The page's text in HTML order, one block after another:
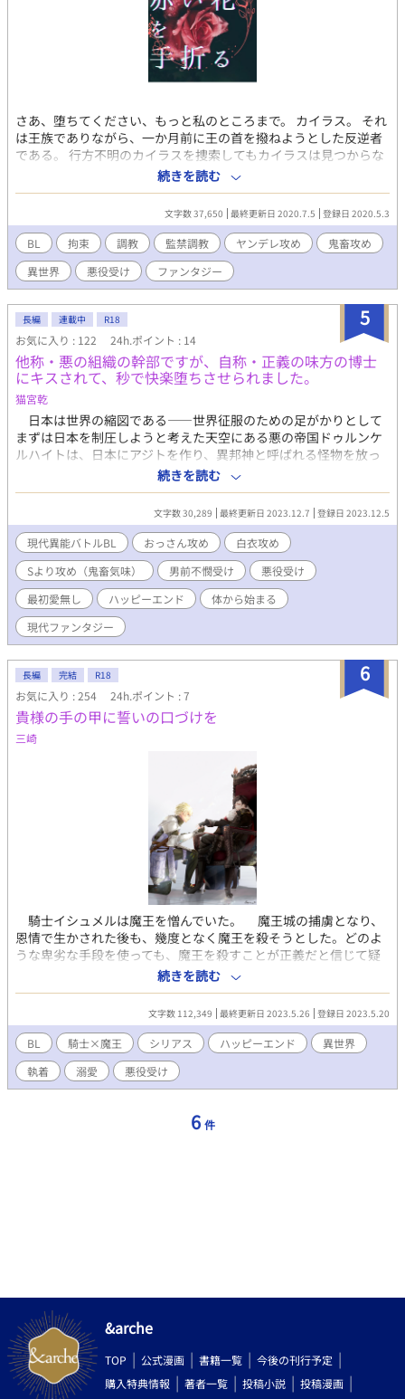
さあ、堕ちてください、もっと私のところまで。 カイラス。 それ
は王族でありながら、一か月前に王の首を撥ねようとした反逆者
である。 行方不明のカイラスを捜索してもカイラスは見つからな
い。 それもそのはず、カイラスの野望を知っていたバグダスにカ
イラスはクーデター未遂後監禁されていたからである。 カイラス
をわが物にすべき調教を重ねるバグダス。 その中でバグダスが気
になっていたのはカイラスの腹心の部下であるハクギンがいまだ
見つからないことだった。 前作「異世界で恋をするのは間違って
いるかもしれない」の悪役であるカイラスのその後の話です。 読
まなくても問題ないですが、そちらもぜひご覧ください
続きを読む
文字数 37,650 最終更新日 2020.7.5 登録日 2020.5.3
BL 拘束 調教 監禁調教 ヤンデレ攻め
鬼畜攻め
異世界
悪役受け ファンタジー
5
長編 連載中 R18
お気に入り : 122 24h.ポイント : 14
他称・悪の組織の幹部ですが、自称・正義の味方の博士
にキスされて、秒で快楽堕ちさせられました。
猫宮乾
日本は世界の縮図である――世界征服のための足がかりとして
まずは日本を制圧しようと考えた天空にある悪の帝国ドゥルンケ
ルハイトは、日本にアジトを作り、異邦神と呼ばれる怪物を放っ
た。一般人には見えないが、着実それらは、日本各地の霊脈の封
印を破壊しようとしている。それに対抗するべく、同じく天空に
ある国ポラールシュテルンは、日本に正義の味方を育てるため、
幾人かの指導者や科学者などを派遣した。その一人であるガイ
は、常日頃正義の味方のハルキに選ばれた者のみが持つ粒輝力に
ついて教えながら、実戦時には、時折自分も参戦していた。特に
悪の組織の幹部で、異邦神とは比べものにならないほど強いリオ
ンが直接出てきた場合などは、まだハルキには対処が困難なの
で、ガイが応戦している。そんなある日、ガイはリオンにキスを
した。そうして体から始まる、最初は愛無しの若干Ｓなおっさん
攻め×男前不憫な悪の組織の幹部のお話。※及川奈津生様主催の
『現代異能バトルBL企画』参加作品です。コンセプトは正義の味
方側の科学者×悪の組織の幹部です。またご当地風ですが、架空
の街です。宜しければご覧下さい！
続きを読む
文字数 30,289 最終更新日 2023.12.7 登録日 2023.12.5
現代異能バトルBL おっさん攻め
白衣攻め
Sより攻め（鬼畜気味）
男前不憫受け
悪役受け
最初愛無し
ハッピーエンド
体から始まる
現代ファンタジー
6
長編 完結 R18
お気に入り : 254 24h.ポイント : 7
貴様の手の甲に誓いの口づけを
三崎
騎士イシュメルは魔王を憎んでいた。 魔王城の捕虜となり、
恩情で生かされた後も、幾度となく魔王を殺そうとした。どのよ
うな卑劣な手段を使っても、魔王を殺すことが正義だと信じて疑
わなかった。 そして命を賭けた決闘の前夜、イシュメルが魔王
の寝室で見た光景は―― ※CP外エロ有（無理やり、監禁描写注
意） ※表紙は岡保佐優様に描いていただきました♪
続きを読む
文字数 112,349 最終更新日 2023.5.26 登録日 2023.5.20
BL 騎士×魔王 シリアス ハッピーエンド
異世界
執着
溺愛 悪役受け
6 件
&arche
TOP 公式漫画 書籍一覧
今後の刊行予定
購入特典情報
著者一覧 投稿小説 投稿漫画